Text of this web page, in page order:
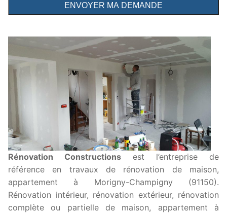
Rénovation Constructions est l’entreprise de
référence en travaux de rénovation de maison,
appartement à Morigny-Champigny (91150).
Rénovation intérieur, rénovation extérieur, rénovation
complète ou partielle de maison, appartement à